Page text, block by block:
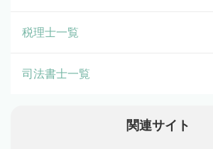
税理士一覧
司法書士一覧
関連サイト